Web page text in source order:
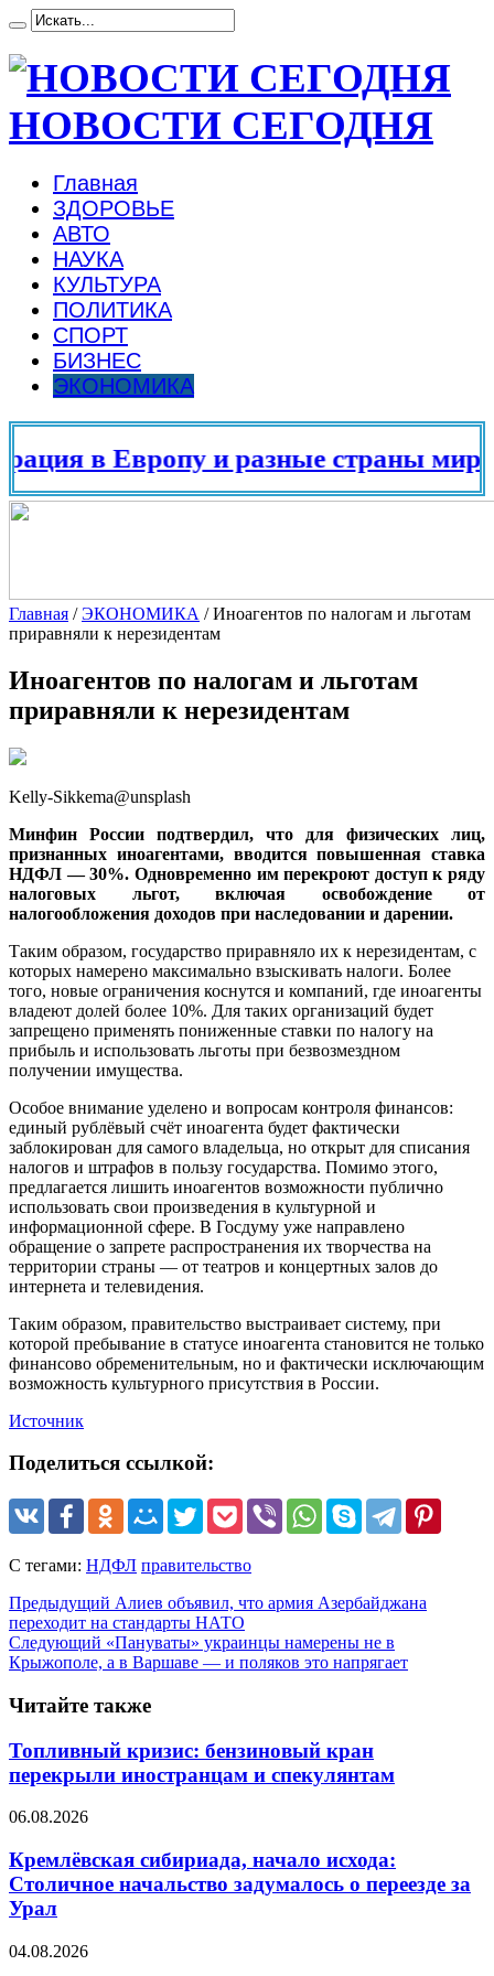
НОВОСТИ СЕГОДНЯ
Главная
ЗДОРОВЬЕ
АВТО
НАУКА
КУЛЬТУРА
ПОЛИТИКА
СПОРТ
БИЗНЕС
ЭКОНОМИКА
в Европу и разные страны мира в
Главная /ЭКОНОМИКА /Иноагентов по налогам и льготам
приравняли к нерезидентам
Иноагентов по налогам и льготам
приравняли к нерезидентам
Kelly-Sikkema@unsplash
Минфин России подтвердил, что для физических лиц,
признанных иноагентами, вводится повышенная ставка
НДФЛ — 30%. Одновременно им перекроют доступ к ряду
налоговых льгот, включая освобождение от
налогообложения доходов при наследовании и дарении.
Таким образом, государство приравняло их к нерезидентам, с
которых намерено максимально взыскивать налоги. Более
того, новые ограничения коснутся и компаний, где иноагенты
владеют долей более 10%. Для таких организаций будет
запрещено применять пониженные ставки по налогу на
прибыль и использовать льготы при безвозмездном
получении имущества.
Особое внимание уделено и вопросам контроля финансов:
единый рублёвый счёт иноагента будет фактически
заблокирован для самого владельца, но открыт для списания
налогов и штрафов в пользу государства. Помимо этого,
предлагается лишить иноагентов возможности публично
использовать свои произведения в культурной и
информационной сфере. В Госдуму уже направлено
обращение о запрете распространения их творчества на
территории страны — от театров и концертных залов до
интернета и телевидения.
Таким образом, правительство выстраивает систему, при
которой пребывание в статусе иноагента становится не только
финансово обременительным, но и фактически исключающим
возможность культурного присутствия в России.
Источник
Поделиться ссылкой:
С тегами: НДФЛ правительство
Предыдущий Алиев объявил, что армия Азербайджана
переходит на стандарты НАТО
Следующий «Пануваты» украинцы намерены не в
Крыжополе, а в Варшаве — и поляков это напрягает
Читайте также
Топливный кризис: бензиновый кран
перекрыли иностранцам и спекулянтам
06.08.2026
Кремлёвская сибириада, начало исхода:
Столичное начальство задумалось о переезде за
Урал
04.08.2026